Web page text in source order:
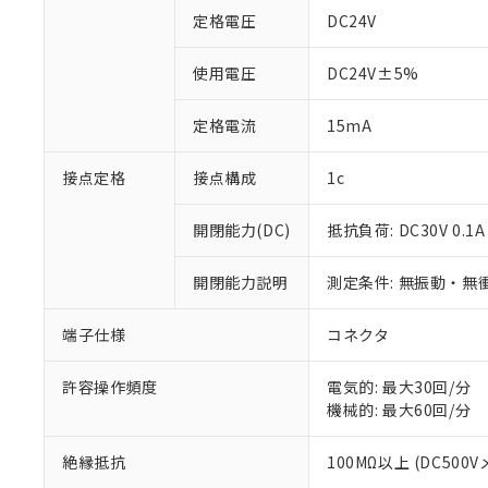
定格電圧 DC24V
使用電圧 DC24V±5%
定格電流 15mA
接点定格 接点構成 1c
開閉能力(DC) 抵抗負荷: DC30V 0.1A
開閉能力説明 測定条件: 無振動・
端子仕様 コネクタ
許容操作頻度
電気的: 最大30回/分
機械的: 最大60回/分
絶縁抵抗 100MΩ以上 (DC500V
ご利用条件
以下の条件をお読
本サービス
くものです。
在庫状況お
のであり、
※1 対応状況
対応済み：EU
対応予定：EU
対応予定なし：
非該当品：ライセ
仕入先様の事情に
があります。
*EU RoHS指令（10物質
鉛(Pb) 1000ppm以下、
六価クロム(Cr(Ⅵ))
フタル酸ビス(2-エチル
但し、RoHS指令で産業
※1 中国
「×」：最大均質
「－」：未確認で
Pb(鉛) :1000ppm、 Hg(
Cr(Ⅵ)(六価クロム) :
当社は、こ
う）を輸出
などの必要
当社は規制
ます。
記
号
説明